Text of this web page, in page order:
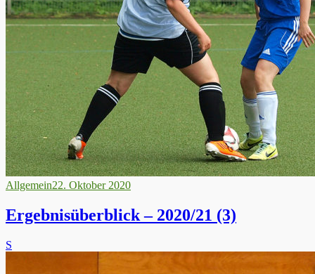
Allgemein22. Oktober 2020
Ergebnisüberblick – 2020/21 (3)
S